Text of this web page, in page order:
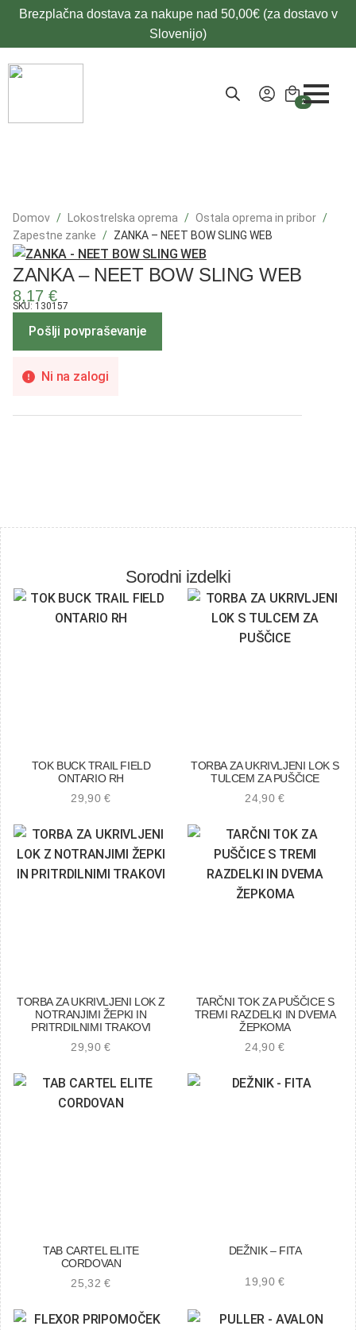
Brezplačna dostava za nakupe nad 50,00€ (za dostavo v
Slovenijo)
2
Domov Lokostrelska oprema
Ostala oprema in pribor
Zapestne zanke
ZANKA – NEET BOW SLING WEB
ZANKA – NEET BOW SLING WEB
8,17 €
SKU: 130157
Pošlji povpraševanje
Ni na zalogi
Sorodni izdelki
TOK BUCK TRAIL FIELD
ONTARIO RH
29,90€
TORBA ZA UKRIVLJENI LOK S
TULCEM ZA PUŠČICE
24,90€
TORBA ZA UKRIVLJENI LOK Z
NOTRANJIMI ŽEPKI IN
PRITRDILNIMI TRAKOVI
29,90€
TARČNI TOK ZA PUŠČICE S
TREMI RAZDELKI IN DVEMA
ŽEPKOMA
24,90€
TAB CARTEL ELITE
CORDOVAN
25,32€
DEŽNIK – FITA
19,90€